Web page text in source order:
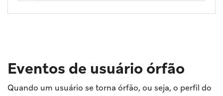
Eventos de usuário órfão
Quando um usuário se torna órfão, ou seja, o perfil do